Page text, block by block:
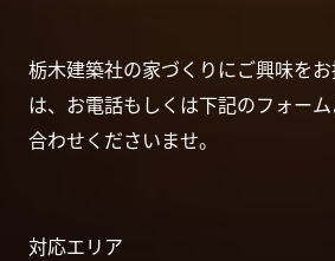
栃木建築社の家づくりにご興味を
は、お電話もしくは下記のフォー
合わせくださいませ。
対応エリア